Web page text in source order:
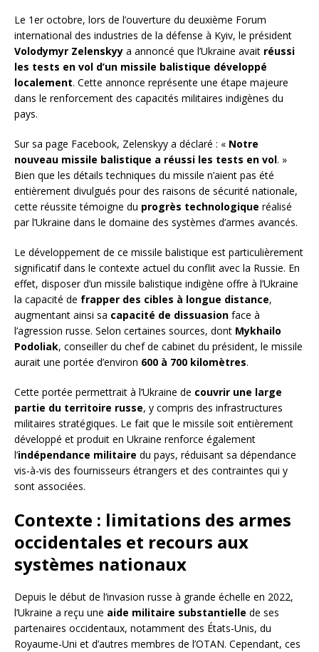
Le 1er octobre, lors de l’ouverture du deuxième Forum
international des industries de la défense à Kyiv, le président
Volodymyr Zelenskyy a annoncé que l’Ukraine avait réussi
les tests en vol d’un missile balistique développé
localement. Cette annonce représente une étape majeure
dans le renforcement des capacités militaires indigènes du
pays.
Sur sa page Facebook, Zelenskyy a déclaré : « Notre
nouveau missile balistique a réussi les tests en vol. »
Bien que les détails techniques du missile n’aient pas été
entièrement divulgués pour des raisons de sécurité nationale,
cette réussite témoigne du progrès technologique réalisé
par l’Ukraine dans le domaine des systèmes d’armes avancés.
Le développement de ce missile balistique est particulièrement
significatif dans le contexte actuel du conflit avec la Russie. En
effet, disposer d’un missile balistique indigène offre à l’Ukraine
la capacité de frapper des cibles à longue distance,
augmentant ainsi sa capacité de dissuasion face à
l’agression russe. Selon certaines sources, dont Mykhailo
Podoliak, conseiller du chef de cabinet du président, le missile
aurait une portée d’environ 600 à 700 kilomètres.
Cette portée permettrait à l’Ukraine de couvrir une large
partie du territoire russe, y compris des infrastructures
militaires stratégiques. Le fait que le missile soit entièrement
développé et produit en Ukraine renforce également
l’indépendance militaire du pays, réduisant sa dépendance
vis-à-vis des fournisseurs étrangers et des contraintes qui y
sont associées.
Contexte : limitations des armes
occidentales et recours aux
systèmes nationaux
Depuis le début de l’invasion russe à grande échelle en 2022,
l’Ukraine a reçu une aide militaire substantielle de ses
partenaires occidentaux, notamment des États-Unis, du
Royaume-Uni et d’autres membres de l’OTAN. Cependant, ces